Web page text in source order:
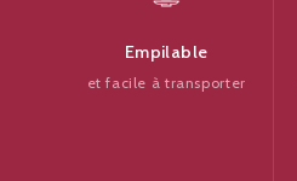
Empilable
et facile à transporter